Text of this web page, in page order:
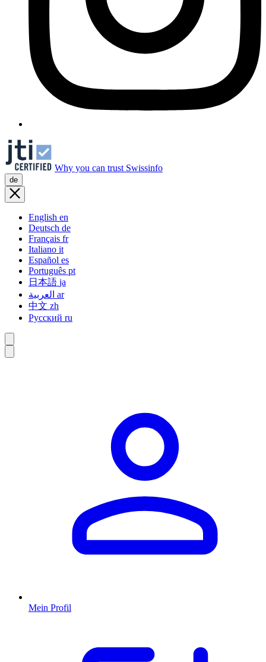
Why you can trust Swissinfo
de
English en
Deutsch de
Français fr
Italiano it
Español es
Português pt
日本語 ja
ar
中文 zh
Русский ru
Mein Profil